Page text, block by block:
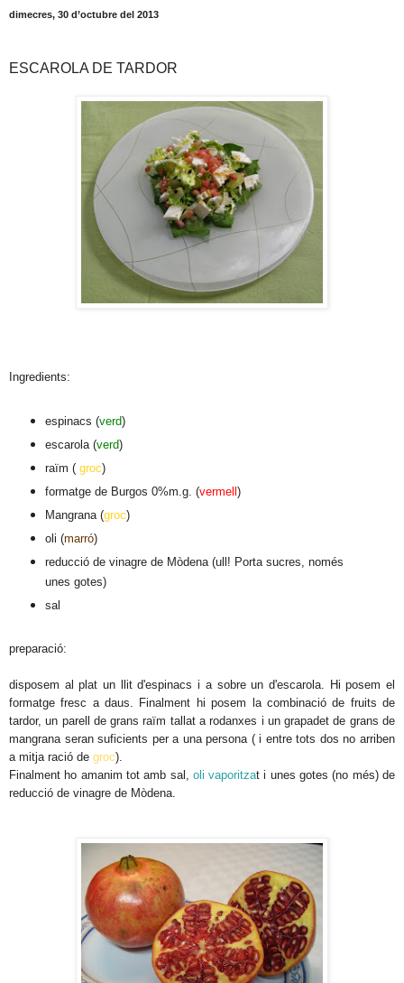
dimecres, 30 d’octubre del 2013
ESCAROLA DE TARDOR
Ingredients:
espinacs (verd)
escarola (verd)
raïm ( groc)
formatge de Burgos 0%m.g. (vermell )
Mangrana (groc)
oli (marró)
reducció de vinagre de Mòdena (ull! Porta sucres, només
unes gotes)
sal
preparació:
disposem al plat un llit d'espinacs i a sobre un d'escarola. Hi posem el
formatge fresc a daus. Finalment hi posem la combinació de fruits de
tardor, un parell de grans raïm tallat a rodanxes i un grapadet de grans de
mangrana seran suficients per a una persona ( i entre tots dos no arriben
a mitja ració de groc).
Finalment ho amanim tot amb sal, oli vaporitzat i unes gotes (no més) de
reducció de vinagre de Mòdena.